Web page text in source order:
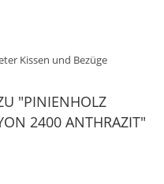
Kissen und Bezüge
"PINIENHOLZ
2400 ANTHRAZIT"